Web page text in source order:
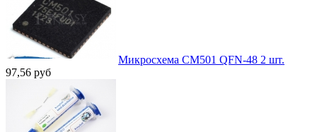
Микросхема CM501 QFN-48 2 шт.
97,56 руб